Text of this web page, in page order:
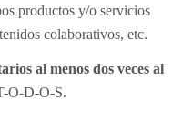
productos y/o servicios
colaborativos, etc.
al menos dos veces al
O-D-O-S.